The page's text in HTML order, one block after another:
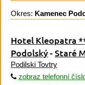
Okres: Kamenec
Hotel Kleopatra
Podolský-Staré
Podilski Tovtry
zobraz telefonní